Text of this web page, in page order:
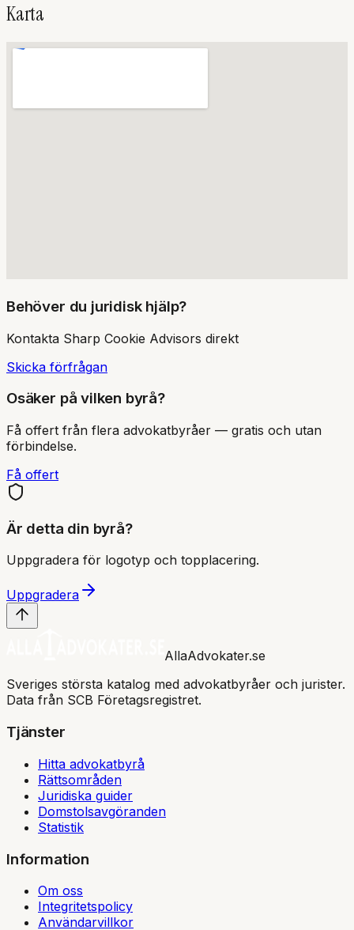
Karta
Behöver du juridisk hjälp?
Kontakta Sharp Cookie Advisors direkt
Skicka förfrågan
Osäker på vilken byrå?
Få offert från flera advokatbyråer — gratis och utan
förbindelse.
Få offert
Är detta din byrå?
Uppgradera för logotyp och topplacering.
Uppgradera
AllaAdvokater.se
Sveriges största katalog med advokatbyråer och jurister.
Data från SCB Företagsregistret.
Tjänster
Hitta advokatbyrå
Rättsområden
Juridiska guider
Domstolsavgöranden
Statistik
Information
Om oss
Integritetspolicy
Användarvillkor